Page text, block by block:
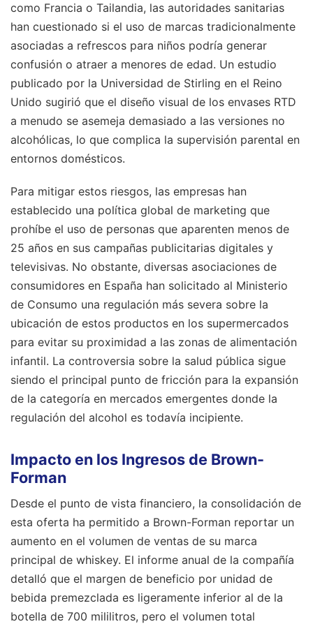
como Francia o Tailandia, las autoridades sanitarias
han cuestionado si el uso de marcas tradicionalmente
asociadas a refrescos para niños podría generar
confusión o atraer a menores de edad. Un estudio
publicado por la Universidad de Stirling en el Reino
Unido sugirió que el diseño visual de los envases RTD
a menudo se asemeja demasiado a las versiones no
alcohólicas, lo que complica la supervisión parental en
entornos domésticos.
Para mitigar estos riesgos, las empresas han
establecido una política global de marketing que
prohíbe el uso de personas que aparenten menos de
25 años en sus campañas publicitarias digitales y
televisivas. No obstante, diversas asociaciones de
consumidores en España han solicitado al Ministerio
de Consumo una regulación más severa sobre la
ubicación de estos productos en los supermercados
para evitar su proximidad a las zonas de alimentación
infantil. La controversia sobre la salud pública sigue
siendo el principal punto de fricción para la expansión
de la categoría en mercados emergentes donde la
regulación del alcohol es todavía incipiente.
Impacto en los Ingresos de Brown-
Forman
Desde el punto de vista financiero, la consolidación de
esta oferta ha permitido a Brown-Forman reportar un
aumento en el volumen de ventas de su marca
principal de whiskey. El informe anual de la compañía
detalló que el margen de beneficio por unidad de
bebida premezclada es ligeramente inferior al de la
botella de 700 mililitros, pero el volumen total